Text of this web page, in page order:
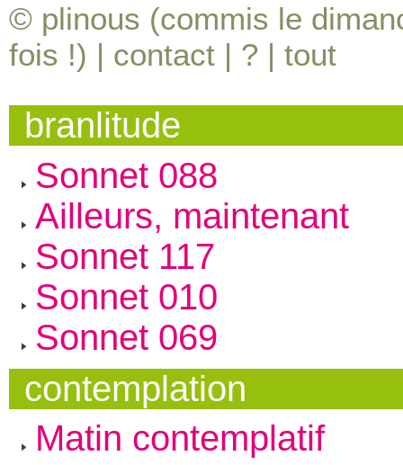
© plinous (commis le
fois !) | contact | ? | tout
branlitude
Sonnet 088
Ailleurs, maintenant
Sonnet 117
Sonnet 010
Sonnet 069
contemplation
Matin contemplatif